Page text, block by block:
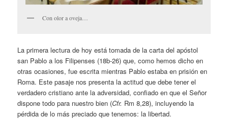
Con olor a oveja…
La primera lectura de hoy está tomada de la carta del apóstol
san Pablo a los Filipenses (18b-26) que, como hemos dicho en
otras ocasiones, fue escrita mientras Pablo estaba en prisión en
Roma. Este pasaje nos presenta la actitud que debe tener el
verdadero cristiano ante la adversidad, confiado en que el Señor
dispone todo para nuestro bien (Cfr. Rm 8,28), incluyendo la
pérdida de lo más preciado que tenemos: la libertad.